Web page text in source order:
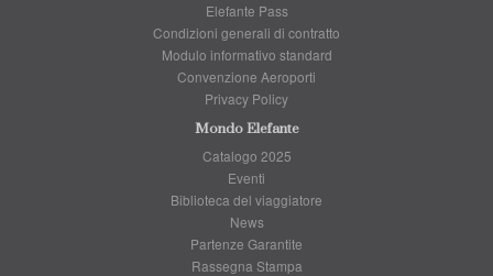
Elefante Pass
Condizioni generali di contratto
Modulo informativo standard
Convenzione Aeroporti
Privacy Policy
Mondo Elefante
Catalogo 2025
Eventi
Biblioteca del viaggiatore
News
Partenze Garantite
Rassegna Stampa